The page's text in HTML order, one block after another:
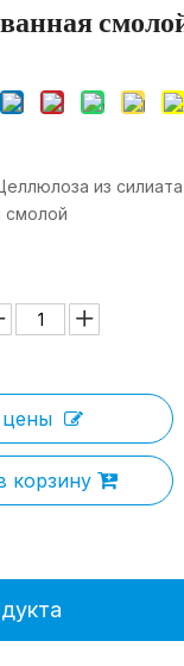
из силиата
смолой
цены
корзину